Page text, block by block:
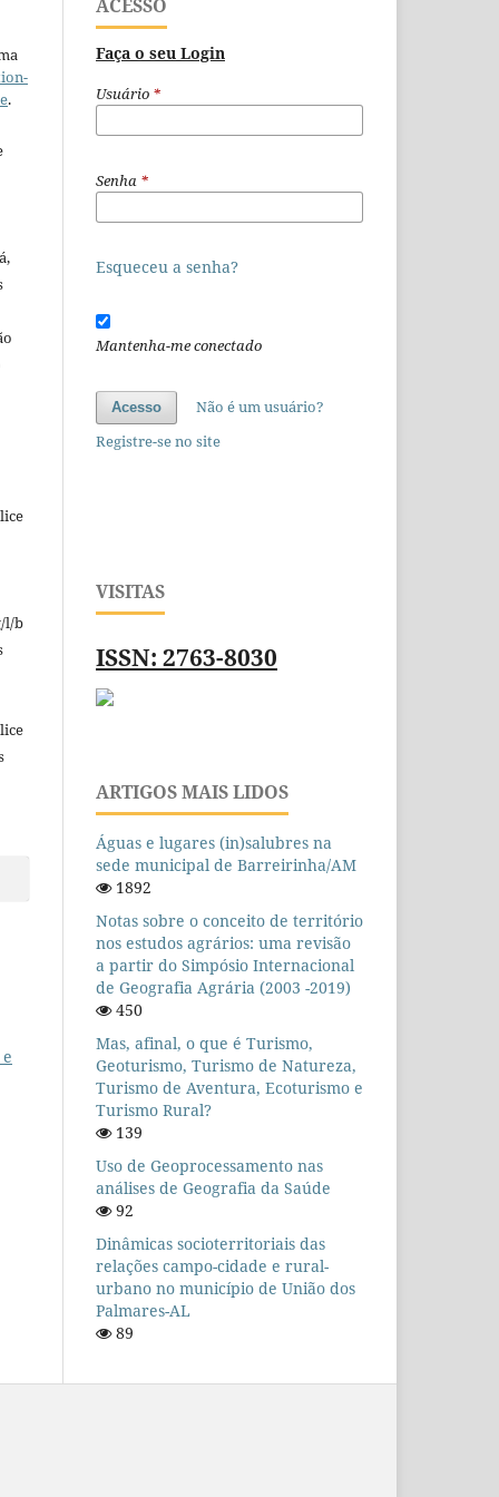
.
l/b
ACESSO
Faça o seu Login
Usuário *
Senha *
Esqueceu a senha?
Mantenha-me conectado
Acesso
Não é um usuário?
Registre-se no site
VISITAS
ISSN: 2763-8030
ARTIGOS MAIS LIDOS
Águas e lugares (in)salubres na
sede municipal de Barreirinha/AM
1892
Notas sobre o conceito de território
nos estudos agrários: uma revisão
a partir do Simpósio Internacional
de Geografia Agrária (2003 -2019)
450
Mas, afinal, o que é Turismo,
Geoturismo, Turismo de Natureza,
Turismo de Aventura, Ecoturismo e
Turismo Rural?
139
Uso de Geoprocessamento nas
análises de Geografia da Saúde
92
Dinâmicas socioterritoriais das
relações campo-cidade e rural-
urbano no município de União dos
Palmares-AL
89